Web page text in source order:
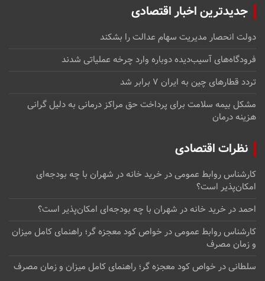
جدیدترین اخبار اقتصادی
دولت انحصار مدیریت سهام عدالت را بشکند
فرودگاه‌های آسیب‌دیده دوباره وارد چرخه عملیاتی شدند
تردد قطارهای چین به ایران ۷ برابر شد
مشکل بیمه سلامت برای پرداخت حق مراکز درمانی به دلیل گرانی
هزینه درمان
نظرات اقتصادی
کارشناس روابط عمومیدرخرید خانه در شهران با چه بودجه‌ای
امکان‌پذیر است؟
احمددرخرید خانه در شهران با چه بودجه‌ای امکان‌پذیر است؟
کارشناس روابط عمومیدرخواص کود معجزه گر؛ راهنمای کامل میزان
و زمان مصرف
سلطانیدرخواص کود معجزه گر؛ راهنمای کامل میزان و زمان مصرف